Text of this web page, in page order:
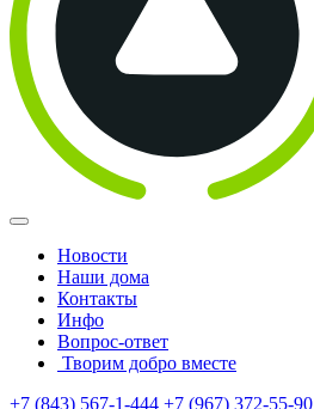
Новости
Наши дома
Контакты
Инфо
Вопрос-ответ
Творим добро вместе
+7 (843) 567-1-444 +7 (967) 372-55-90